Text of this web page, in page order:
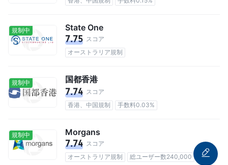
規制中 State One
7.75 スコア
オーストラリア規制
規制中 国都香港
7.74 スコア
香港、中国規制
手数料0.03%
規制中 Morgans
7.74 スコア
オーストラリア規制
総ユーザー数240,000